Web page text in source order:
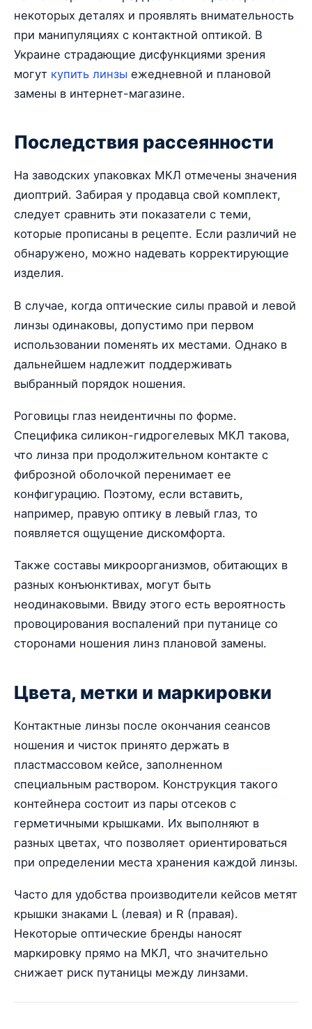
некоторых деталях и проявлять внимательность
при манипуляциях с контактной оптикой. В
Украине страдающие дисфункциями зрения
могут купить линзы ежедневной и плановой
замены в интернет-магазине.
Последствия рассеянности
На заводских упаковках МКЛ отмечены значения
диоптрий. Забирая у продавца свой комплект,
следует сравнить эти показатели с теми,
которые прописаны в рецепте. Если различий не
обнаружено, можно надевать корректирующие
изделия.
В случае, когда оптические силы правой и левой
линзы одинаковы, допустимо при первом
использовании поменять их местами. Однако в
дальнейшем надлежит поддерживать
выбранный порядок ношения.
Роговицы глаз неидентичны по форме.
Специфика силикон-гидрогелевых МКЛ такова,
что линза при продолжительном контакте с
фиброзной оболочкой перенимает ее
конфигурацию. Поэтому, если вставить,
например, правую оптику в левый глаз, то
появляется ощущение дискомфорта.
Также составы микроорганизмов, обитающих в
разных конъюнктивах, могут быть
неодинаковыми. Ввиду этого есть вероятность
провоцирования воспалений при путанице со
сторонами ношения линз плановой замены.
Цвета, метки и маркировки
Контактные линзы после окончания сеансов
ношения и чисток принято держать в
пластмассовом кейсе, заполненном
специальным раствором. Конструкция такого
контейнера состоит из пары отсеков с
герметичными крышками. Их выполняют в
разных цветах, что позволяет ориентироваться
при определении места хранения каждой линзы.
Часто для удобства производители кейсов метят
крышки знаками L (левая) и R (правая).
Некоторые оптические бренды наносят
маркировку прямо на МКЛ, что значительно
снижает риск путаницы между линзами.